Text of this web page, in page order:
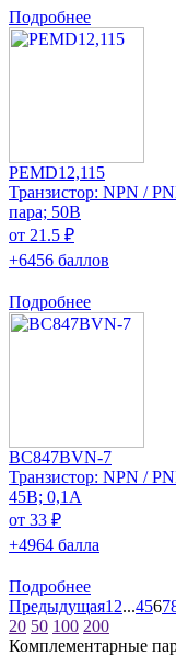
Подробнее
PEMD12,115
Транзистор: NPN /
пара; 50В
от 21.5 ₽
+6456 баллов
Подробнее
BC847BVN-7
Транзистор: NPN /
45В; 0,1А
от 33 ₽
+4964 балла
Подробнее
Предыдущая1 2...4567
20 50 100 200
Комплементарные